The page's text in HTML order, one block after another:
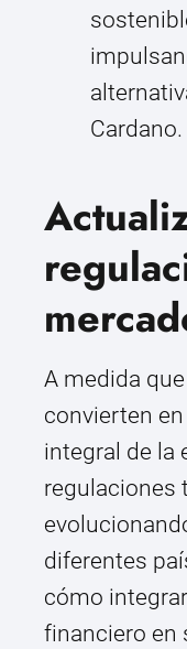
Cardano.
A medida
convierten
integral de la
regulaciones
diferentes
cómo
financiero en